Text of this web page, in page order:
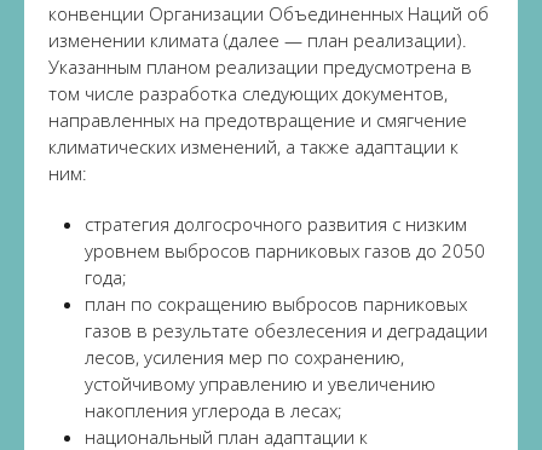
конвенции Организации Объединенных Наций об
изменении климата (далее — план реализации).
Указанным планом реализации предусмотрена в
том числе разработка следующих документов,
направленных на предотвращение и смягчение
климатических изменений, а также адаптации к
ним:
стратегия долгосрочного развития с низким
уровнем выбросов парниковых газов до 2050
года;
план по сокращению выбросов парниковых
газов в результате обезлесения и деградации
лесов, усиления мер по сохранению,
устойчивому управлению и увеличению
накопления углерода в лесах;
национальный план адаптации к